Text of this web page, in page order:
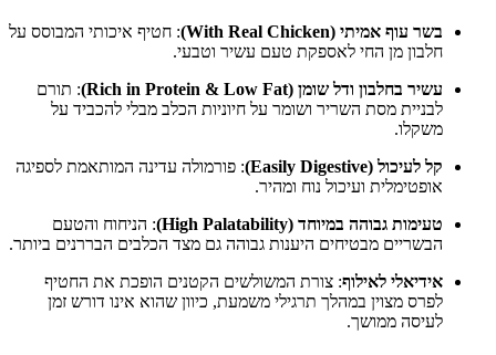
בשר עוף אמיתי (With Real Chicken)
: חטיף איכותי המבוסס על
חלבון מן החי לאספקת טעם עשיר וטבעי.
עשיר בחלבון ודל שומן (Rich in Protein & Low Fat)
: תורם
לבניית מסת השריר ושומר על חיוניות הכלב מבלי להכביד על
משקלו.
קל לעיכול (Easily Digestive)
: פורמולה עדינה המותאמת לספיגה
אופטימלית ועיכול נוח ומהיר.
טעימות גבוהה במיוחד (High Palatability)
: הניחוח והטעם
הבשריים מבטיחים היענות גבוהה גם מצד הכלבים הבררנים ביותר.
אידיאלי לאילוף: צורת המשולשים הקטנים הופכת את החטיף
לפרס מצוין במהלך תרגילי משמעת, כיוון שהוא אינו דורש זמן
לעיסה ממושך.